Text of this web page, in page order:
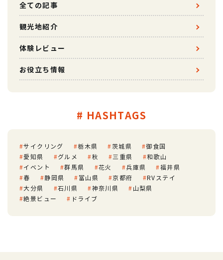
全ての記事
観光地紹介
体験レビュー
お役立ち情報
# HASHTAGS
サイクリング 栃木県 茨城県
御食国
愛知県
グルメ 秋 三重県
和歌山
イベント
群馬県 花火 兵庫県
福井県
春
静岡県 富山県 京都府
RVステイ
大分県
石川県 神奈川県
山梨県
絶景ビュー
ドライブ